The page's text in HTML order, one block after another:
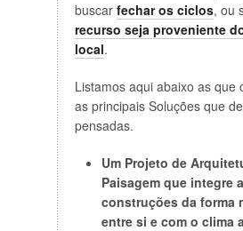
buscar fechar os ciclos, ou
recurso seja proveniente
local.
Listamos aqui abaixo as que
as principais Soluções que
pensadas.
Um Projeto de
Paisagem que integre
construções da forma
entre si e com o clima